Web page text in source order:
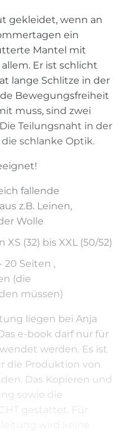
gekleidet, wenn an
ein
Mantel mit
Er ist schlicht
lange Schlitze in der
Bewegungsfreiheit
muss, sind zwei
Teilungsnaht in der
schlanke Optik.
fallende
z.B. Leinen,
Wolle
(32) bis XXL (50/52)
Seiten ,
(die
müssen)
liegen bei Anja
e-book darf nur für
werden. Es ist
die Produktion von
Das Kopieren und
sowie die
gestattet. Für